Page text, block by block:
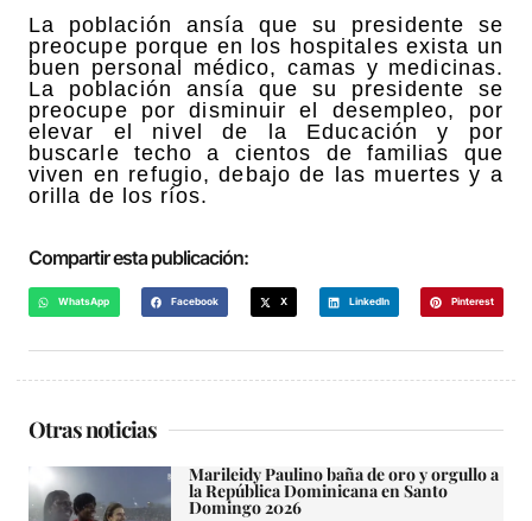
La población ansía que su presidente se
preocupe porque en los hospitales exista un
buen personal médico, camas y medicinas.
La población ansía que su presidente se
preocupe por disminuir el desempleo, por
elevar el nivel de la Educación y por
buscarle techo a cientos de familias que
viven en refugio, debajo de las muertes y a
orilla de los ríos.
Compartir esta publicación:
WhatsApp Facebook X LinkedIn Pinterest
Otras noticias
Marileidy Paulino baña de oro y orgullo a
la República Dominicana en Santo
Domingo 2026